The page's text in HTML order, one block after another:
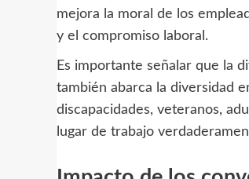
mejora la moral de los
y el compromiso laboral.
Es importante señalar que la
también abarca la diversidad
discapacidades, veteranos,
lugar de trabajo